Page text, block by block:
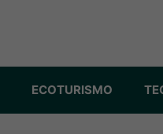
ECOTURISMO